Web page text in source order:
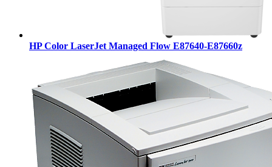
HP Color LaserJet Managed Flow E87640-E87660z